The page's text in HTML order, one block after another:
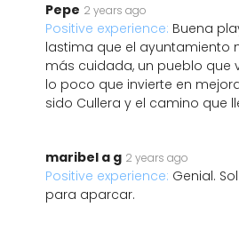
Pepe 2 years ago
Positive experience: Buena
lastima que el ayuntamiento
más cuidada, un pueblo que
lo poco que invierte en
sido Cullera y el camino que
maribel a g 2 years ago
Positive experience: Genial.
para aparcar.